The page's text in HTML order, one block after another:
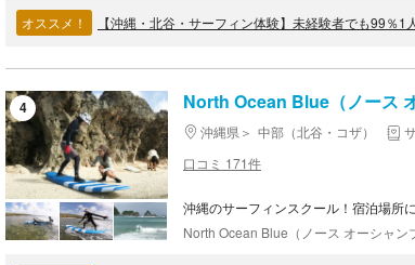
オススメ！
4 North Ocean Blue（ノース
沖縄県 中部（北谷・コザ）
口コミ 171件
沖縄のサーフィンスクール！宿泊場所